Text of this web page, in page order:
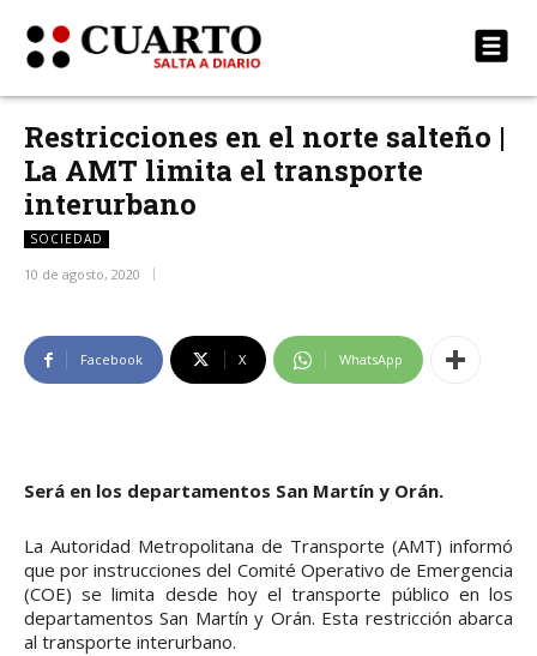
Restricciones en el norte salteño |
La AMT limita el transporte
interurbano
SOCIEDAD
10 de agosto, 2020
Facebook X WhatsApp
Será en los departamentos San Martín y Orán.
La Autoridad Metropolitana de Transporte (AMT) informó
que por instrucciones del Comité Operativo de Emergencia
(COE) se limita desde hoy el transporte público en los
departamentos San Martín y Orán. Esta restricción abarca
al transporte interurbano.